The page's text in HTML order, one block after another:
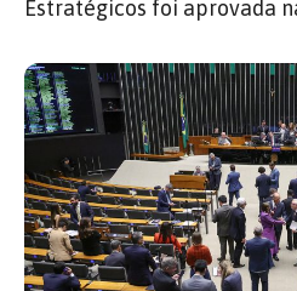
Estratégicos foi aprovada